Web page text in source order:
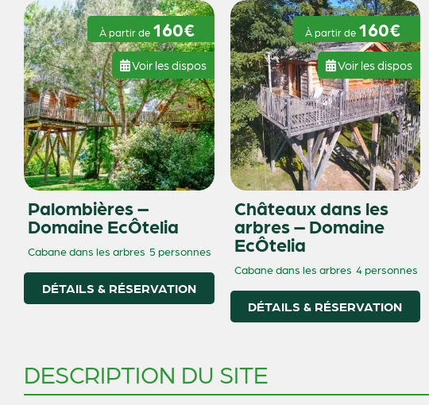
À partir de 160€
Voir les dispos
Palombières –
Domaine EcÔtelia
Cabane dans les arbres 5 personnes
DÉTAILS & RÉSERVATION
À partir de 160€
Voir les dispos
Châteaux dans les
arbres – Domaine
EcÔtelia
Cabane dans les arbres 4 personnes
DÉTAILS & RÉSERVATION
DESCRIPTION DU SITE